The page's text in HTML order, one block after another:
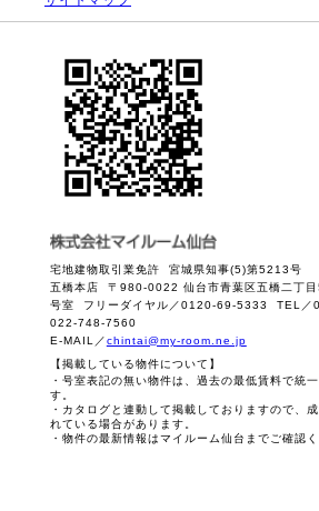
宅地建物取引業免許 宮城県知事(5)第5213号
五橋本店 〒980-0022 仙台市青葉区五橋二丁
号室 フリーダイヤル／0120-69-5333 TEL
022-748-7560
E-MAIL／chintai@my-room.ne.jp
【掲載している物件について】
・号室表記の無い物件は、過去の最低賃料で統
す。
・カタログと連動して掲載しておりますので、
れている場合があります。
・物件の最新情報はマイルーム仙台までご確認く